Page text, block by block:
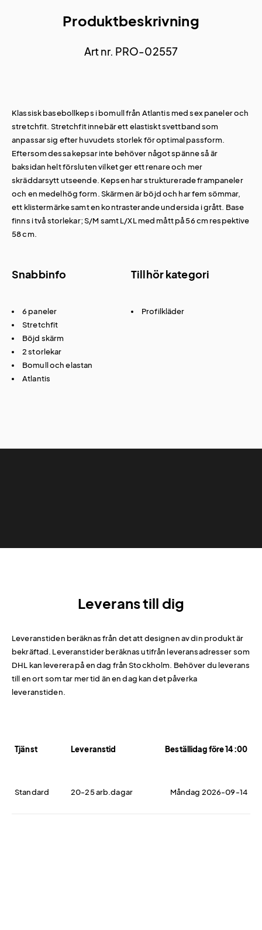
Produktbeskrivning
Art nr. PRO-02557
Klassisk basebollkeps i bomull från Atlantis med sex paneler och
stretchfit. Stretchfit innebär ett elastiskt svettband som
anpassar sig efter huvudets storlek för optimal passform.
Eftersom dessa kepsar inte behöver något spänne så är
baksidan helt försluten vilket ger ett renare och mer
skräddarsytt utseende. Kepsen har strukturerade frampaneler
och en medelhög form. Skärmen är böjd och har fem sömmar,
ett klistermärke samt en kontrasterande undersida i grått. Base
finns i två storlekar; S/M samt L/XL med mått på 56 cm respektive
58 cm.
Snabbinfo
6 paneler
Stretchfit
Böjd skärm
2 storlekar
Bomull och elastan
Atlantis
Tillhör kategori
Profilkläder
Leverans till dig
Leveranstiden beräknas från det att designen av din produkt är
bekräftad. Leveranstider beräknas utifrån leveransadresser som
DHL kan leverera på en dag från Stockholm. Behöver du leverans
till en ort som tar mer tid än en dag kan det påverka
leveranstiden.
Tjänst Leveranstid Beställidag före 14:00
Standard 20-25 arb.dagar Måndag 2026-09-14